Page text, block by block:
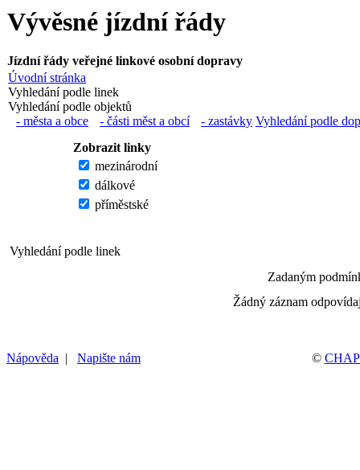
Vývěsné jízdní řády
Jízdní řády veřejné linkové osobní dopravy
Úvodní stránka
Vyhledání podle linek
Vyhledání podle objektů
- města a obce
- části měst a obcí - zastávky Vyhledání podle
Zobrazit linky
mezinárodní
dálkové
příměstské
Vyhledání podle linek
Zadaným
Žádný záznam
Nápověda | Napište nám ©